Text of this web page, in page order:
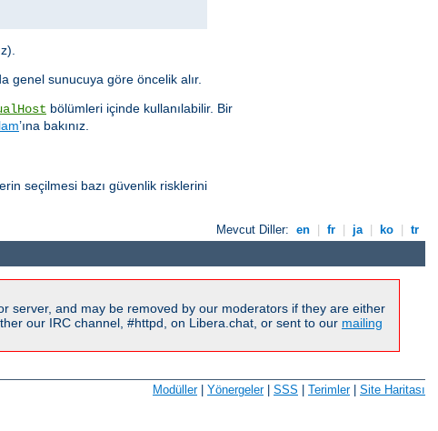
genel sunucuya göre öncelik alır.
bölümleri içinde kullanılabilir. Bir
’ına bakınız.
seçilmesi bazı güvenlik risklerini
Mevcut Diller: en fr ja ko tr
server, and may be removed by our moderators if they are either
our IRC channel, #httpd, on Libera.chat, or sent to our mailing
Modüller| Yönergeler| SSS Terimler| Site Haritası